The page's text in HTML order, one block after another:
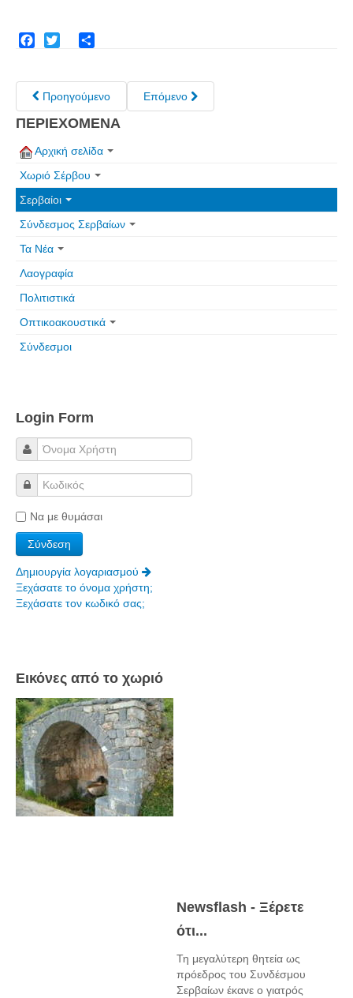
Προηγούμενο Επόμενο
ΠΕΡΙΕΧΟΜΕΝΑ
Αρχική σελίδα
Χωριό Σέρβου
Σερβαίοι
Σύνδεσμος Σερβαίων
Τα Νέα
Λαογραφία
Πολιτιστικά
Οπτικοακουστικά
Σύνδεσμοι
Login Form
Να με θυμάσαι
Δημιουργία λογαριασμού
Ξεχάσατε το όνομα χρήστη;
Ξεχάσατε τον κωδικό σας;
Εικόνες από το χωριό
Newsflash - Ξέρετε
ότι...
Τη μεγαλύτερη θητεία ως
πρόεδρος του Συνδέσμου
Σερβαίων έκανε ο γιατρός